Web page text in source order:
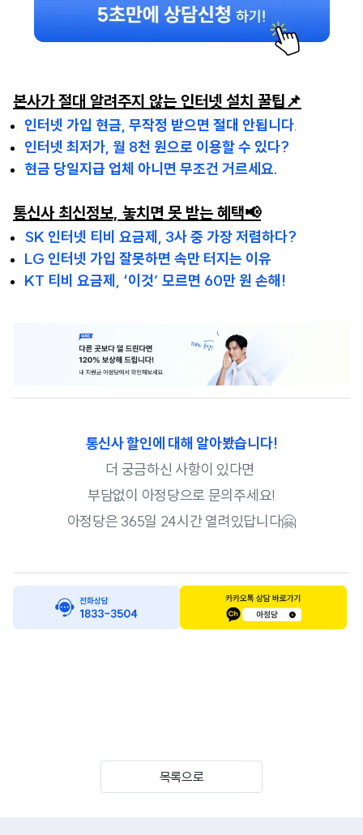
본사가 절대 알려주지 않는 인터넷 설치 꿀팁📌
인터넷 가입 현금, 무작정 받으면 절대 안됩니다.
인터넷 최저가, 월 8천 원으로 이용할 수 있다?
현금 당일지급 업체 아니면 무조건 거르세요.
통신사 최신정보, 놓치면 못 받는 혜택📢
SK 인터넷 티비 요금제, 3사 중 가장 저렴하다?
LG 인터넷 가입 잘못하면 속만 터지는 이유
KT 티비 요금제, ‘이것’ 모르면 60만 원 손해!
통신사 할인에 대해 알아봤습니다!
더 궁금하신 사항이 있다면
부담없이 아정당으로 문의주세요!
아정당은 365일 24시간 열려있답니다🤗
목록으로